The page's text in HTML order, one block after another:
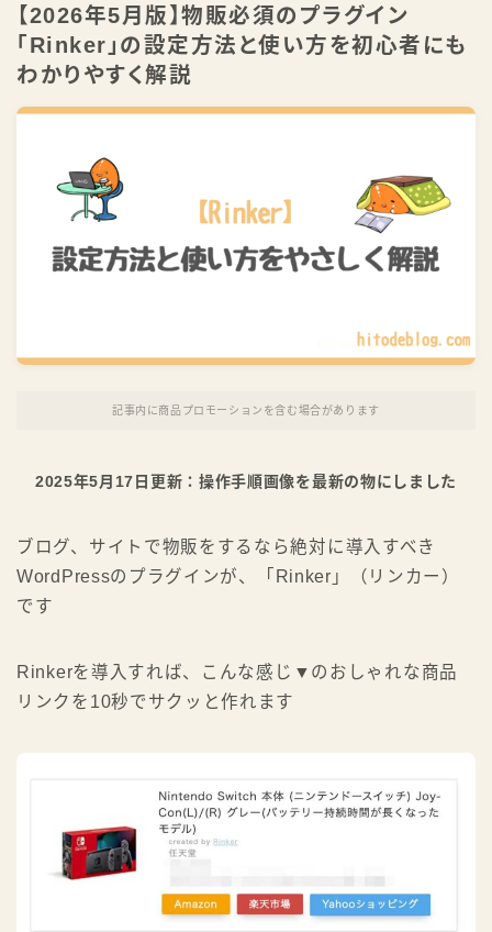
公式LINEで学ぶ
☆←ヒトデのプロフィール
【2026年5月版】物販必須のプラグイン
「Rinker」の設定方法と使い方を初心者にも
わかりやすく解説
記事内に商品プロモーションを含む場合があります
2025年5月17日更新：操作手順画像を最新の物にしました
ブログ、サイトで物販をするなら絶対に導入すべき
WordPressのプラグインが、「Rinker」（リンカー）
です
Rinkerを導入すれば、こんな感じ▼のおしゃれな商品
リンクを10秒でサクッと作れます